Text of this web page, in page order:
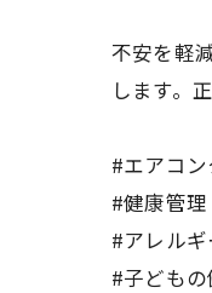
不安を軽
します。
#エアコ
#健康管理
#アレルギ
#子どもの